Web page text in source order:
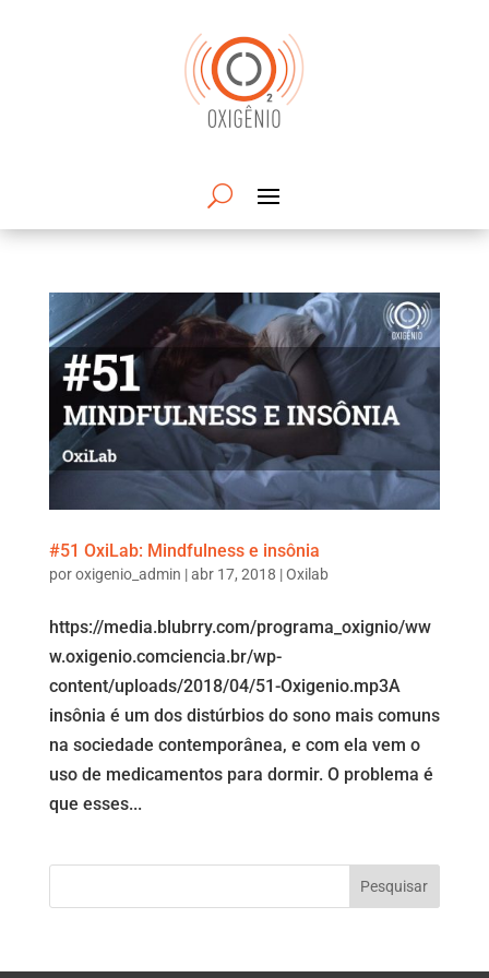
#51 OxiLab: Mindfulness e insônia
poroxigenio_admin |abr 17, 2018 |Oxilab
https://media.blubrry.com/programa_oxignio/ww
w.oxigenio.comciencia.br/wp-
content/uploads/2018/04/51-Oxigenio.mp3A
insônia é um dos distúrbios do sono mais comuns
na sociedade contemporânea, e com ela vem o
uso de medicamentos para dormir. O problema é
que esses...